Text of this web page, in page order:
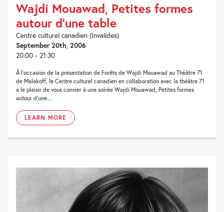
Wajdi Mouawad, Petites formes
autour d’une table
Centre culturel canadien (Invalides)
September 20th, 2006
20:00 - 21:30
À l’occasion de la présentation de Forêts de Wajdi Mouawad au Théâtre 71
de Malakoff, le Centre culturel canadien en collaboration avec la théâtre 71
a le plaisir de vous convier à une soirée Wajdi Mouawad, Petites formes
autour d’une...
LEARN MORE